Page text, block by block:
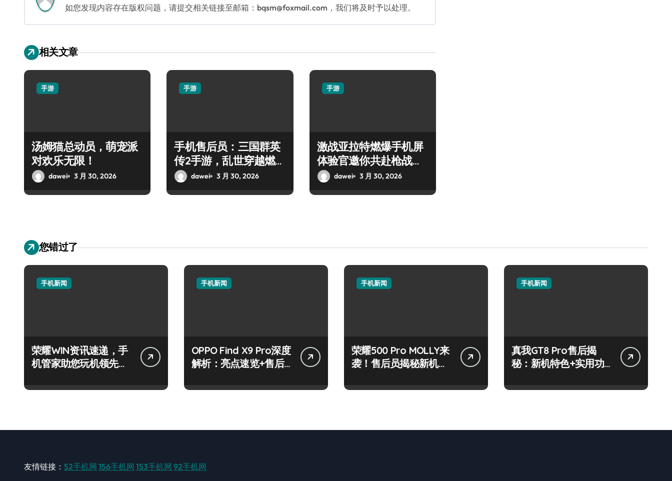
如您发现内容存在版权问题，请提交相关链接至邮箱：bqsm@foxmail.com，我们将及时予以处理。
相关文章
手游
汤姆猫总动员，萌宠派
对欢乐无限！
dawei 3 月 30, 2026
手游
手机售后员：三国群英
传2手游，乱世穿越燃战
魂
dawei 3 月 30, 2026
手游
激战亚拉特燃爆手机屏
体验官邀你共赴枪战盛
宴
dawei 3 月 30, 2026
您错过了
手机新闻
荣耀WIN资讯速递，手
机管家助您玩机领先一
手机新闻
OPPO Find X9 Pro深度
解析：亮点速览+售后
手机新闻
荣耀500 Pro MOLLY来
袭！售后员揭秘新机资
手机新闻
真我GT8 Pro售后揭
秘：新机特色+实用功
友情链接： 52手机网 156手机网 153手机网 92手机网